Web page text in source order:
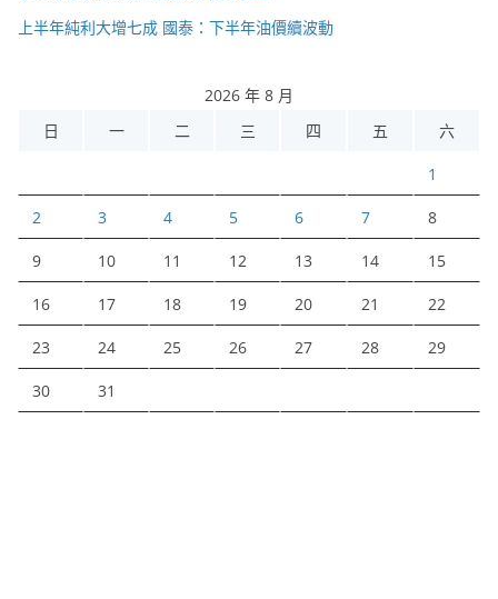
上半年純利大增七成 國泰：下半年油價續波動
2026 年 8 月
日
一 二 三 四 五 六
1
2 3 4 5 6 7 8
9 10 11 12 13 14 15
16 17 18 19 20 21 22
23 24 25 26 27 28 29
30 31